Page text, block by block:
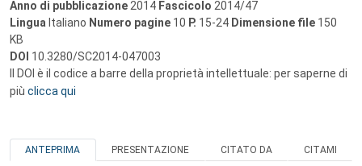
Anno di pubblicazione 2014 Fascicolo 2014/47
Lingua Italiano Numero pagine 10 P. 15-24 Dimensione file 150
KB
DOI 10.3280/SC2014-047003
Il DOI è il codice a barre della proprietà intellettuale: per saperne di
più clicca qui
ANTEPRIMA PRESENTAZIONE CITATO DA CITAMI